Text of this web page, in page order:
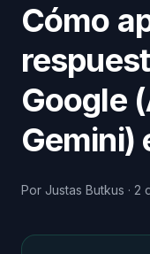
Cómo
Google
Gemini)
Por Justas Butkus · 2